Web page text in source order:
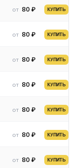
от 80 ₽ КУПИТЬ
от 80 ₽ КУПИТЬ
от 80 ₽ КУПИТЬ
от 80 ₽ КУПИТЬ
от 80 ₽ КУПИТЬ
от 80 ₽ КУПИТЬ
от 80 ₽ КУПИТЬ